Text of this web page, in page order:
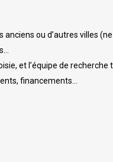
ou d’autres villes
et l’équipe de recherche
financements…